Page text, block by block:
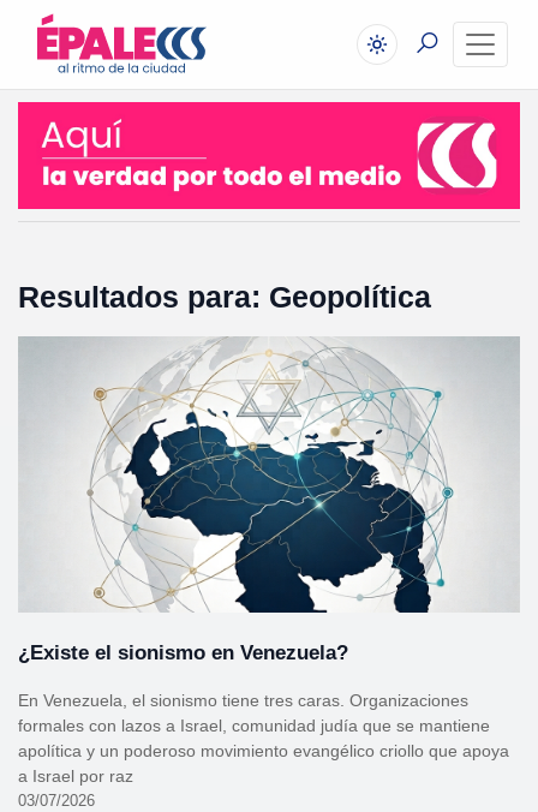
Resultados para: Geopolítica
¿Existe el sionismo en Venezuela?
En Venezuela, el sionismo tiene tres caras. Organizaciones
formales con lazos a Israel, comunidad judía que se mantiene
apolítica y un poderoso movimiento evangélico criollo que apoya
a Israel por raz
03/07/2026